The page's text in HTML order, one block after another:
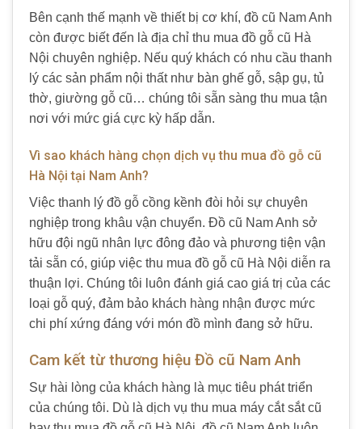
Bên cạnh thế mạnh về thiết bị cơ khí, đồ cũ Nam Anh
còn được biết đến là địa chỉ thu mua đồ gỗ cũ Hà
Nội chuyên nghiệp. Nếu quý khách có nhu cầu thanh
lý các sản phẩm nội thất như bàn ghế gỗ, sập gụ, tủ
thờ, giường gỗ cũ… chúng tôi sẵn sàng thu mua tận
nơi với mức giá cực kỳ hấp dẫn.
Vì sao khách hàng chọn dịch vụ thu mua đồ gỗ cũ
Hà Nội tại Nam Anh?
Việc thanh lý đồ gỗ cồng kềnh đòi hỏi sự chuyên
nghiệp trong khâu vận chuyển. Đồ cũ Nam Anh sở
hữu đội ngũ nhân lực đông đảo và phương tiện vận
tải sẵn có, giúp việc thu mua đồ gỗ cũ Hà Nội diễn ra
thuận lợi. Chúng tôi luôn đánh giá cao giá trị của các
loại gỗ quý, đảm bảo khách hàng nhận được mức
chi phí xứng đáng với món đồ mình đang sở hữu.
Cam kết từ thương hiệu Đồ cũ Nam Anh
Sự hài lòng của khách hàng là mục tiêu phát triển
của chúng tôi. Dù là dịch vụ thu mua máy cắt sắt cũ